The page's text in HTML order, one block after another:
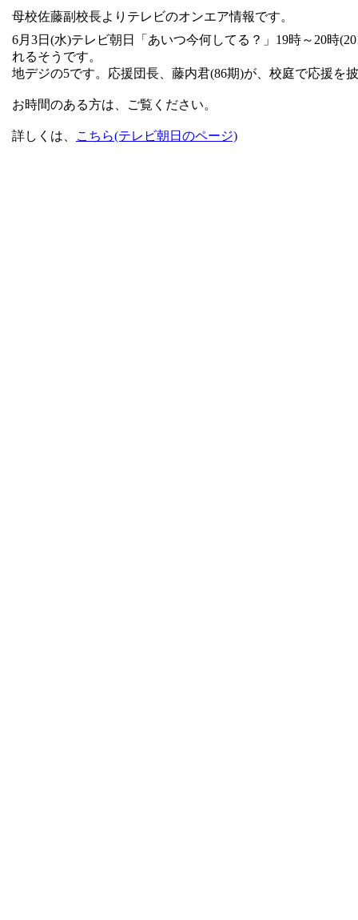
母校佐藤副校長よりテレビのオンエア情報です。
6月3日(水)テレビ朝日「あいつ今何してる？」19時～20時
れるそうです。
地デジの5です。応援団長、藤内君(86期)が、校庭で応援を
お時間のある方は、ご覧ください。
詳しくは、 こちら(テレビ朝日のページ)